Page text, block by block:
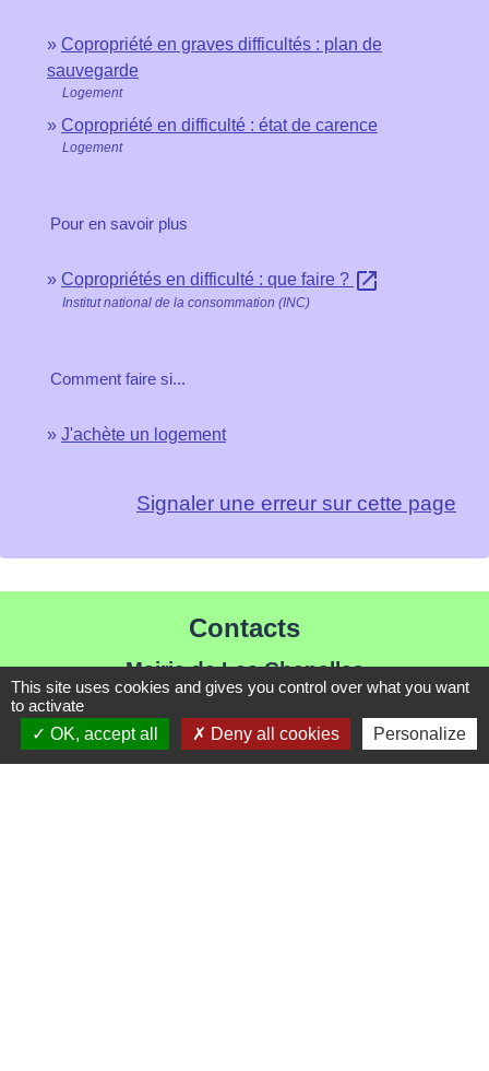
Copropriété en graves difficultés : plan de
sauvegarde
Logement
Copropriété en difficulté : état de carence
Logement
Pour en savoir plus
Copropriétés en difficulté : que faire ? open_in_new
Institut national de la consommation (INC)
Comment faire si...
J'achète un logement
Signaler une erreur sur cette page
Contacts
Mairie de Les Chapelles
Chef-lieu - 13 rue du Chatelet
73700 Les Chapelles - FRANCE
+33 7 89 22 08 48
This site uses cookies and gives you control over what you want
to activate
OK, accept all
Deny all cookies Personalize